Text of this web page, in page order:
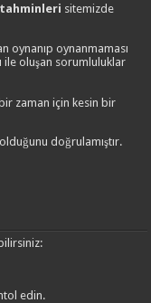
sitemizde
oynanıp oynanmaması
ile oluşan sorumluluklar
zaman için kesin bir
doğrulamıştır.
edin.